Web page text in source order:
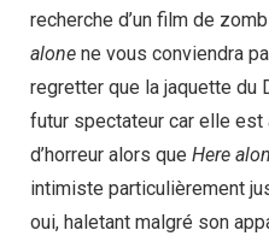
recherche d’un film de
alone ne vous conviendra
regretter que la jaquette du
futur spectateur car elle est
d’horreur alors que Here
intimiste particulièrement
oui, haletant malgré son